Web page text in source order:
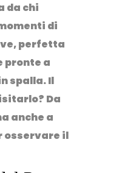
da chi
di
perfetta
pronte a
spalla. Il
Da
anche a
osservare il